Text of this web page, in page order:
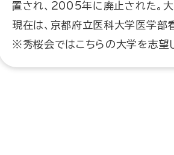
置され、2005年に廃止された。
現在は、京都府立医科大学医学部
※秀桜会ではこちらの大学を志望